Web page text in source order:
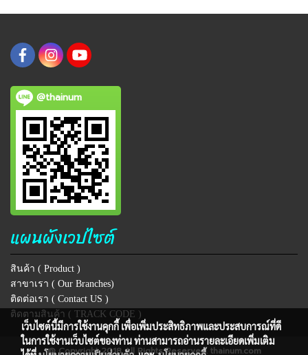
@thainum
แผนผังเวปไซต์
สินค้า ( Product )
สาขาเรา ( Our Branches)
ติดต่อเรา ( Contact US )
ติดตามสินค้า ( TRACK CODE )
@ Copyright 2018 All Rights Reserved. thainum.com
เว็บไซต์นี้มีการใช้งานคุกกี้ เพื่อเพิ่มประสิทธิภาพและประสบการณ์ที่ดี
ในการใช้งานเว็บไซต์ของท่าน ท่านสามารถอ่านรายละเอียดเพิ่มเติม